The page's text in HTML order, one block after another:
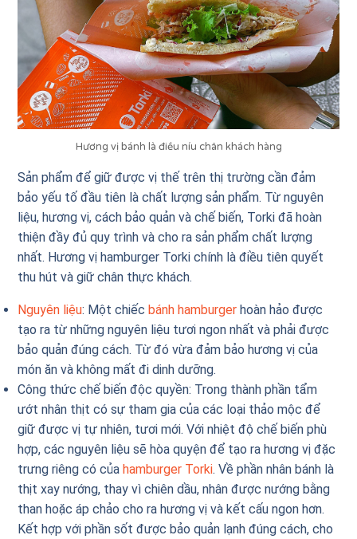
Hương vị bánh là điều níu chân khách hàng
Sản phẩm để giữ được vị thế trên thị trường cần đảm
bảo yếu tố đầu tiên là chất lượng sản phẩm. Từ nguyên
liệu, hương vị, cách bảo quản và chế biến, Torki đã hoàn
thiện đầy đủ quy trình và cho ra sản phẩm chất lượng
nhất. Hương vị hamburger Torki chính là điều tiên quyết
thu hút và giữ chân thực khách.
Nguyên liệu: Một chiếcbánh hamburger hoàn hảo được
tạo ra từ những nguyên liệu tươi ngon nhất và phải được
bảo quản đúng cách. Từ đó vừa đảm bảo hương vị của
món ăn và không mất đi dinh dưỡng.
Công thức chế biến độc quyền: Trong thành phần tẩm
ướt nhân thịt có sự tham gia của các loại thảo mộc để
giữ được vị tự nhiên, tươi mới. Với nhiệt độ chế biến phù
hợp, các nguyên liệu sẽ hòa quyện để tạo ra hương vị đặc
trưng riêng có củahamburger Torki. Về phần nhân bánh là
thịt xay nướng, thay vì chiên dầu, nhân được nướng bằng
than hoặc áp chảo cho ra hương vị và kết cấu ngon hơn.
Kết hợp với phần sốt được bảo quản lạnh đúng cách, cho